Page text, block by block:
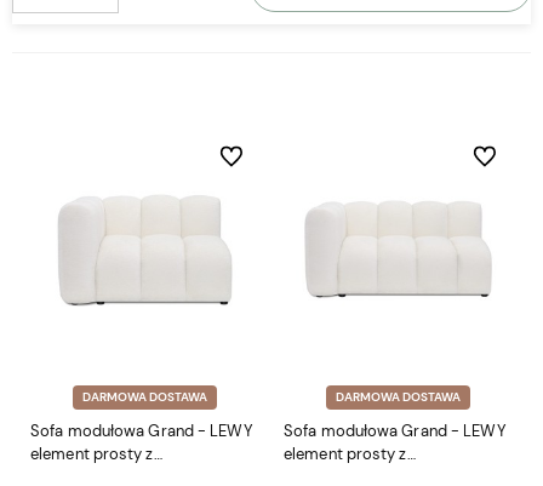
DARMOWA DOSTAWA
Sofa modułowa Grand - LEWY
element prosty z
Do ulubionych
DARMOWA DOSTAWA
Sofa modułowa Grand - LEWY
element prosty z
Do